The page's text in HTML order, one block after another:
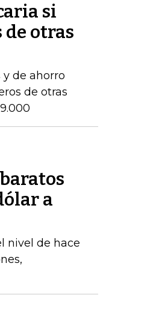
si
otras
de ahorro
de otras
a
nivel de hace